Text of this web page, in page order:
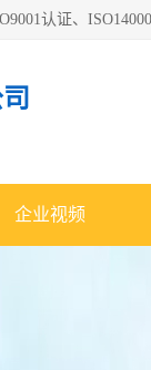
认证、
企业视频